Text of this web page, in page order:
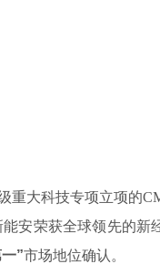
大科技专项立项的
安荣获全球领先的新
”市场地位确认。